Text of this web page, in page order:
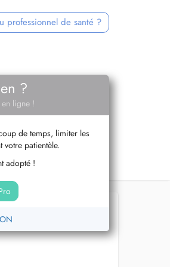
professionnel de santé ?
?
ligne !
de temps, limiter les
votre patientèle.
adopté !